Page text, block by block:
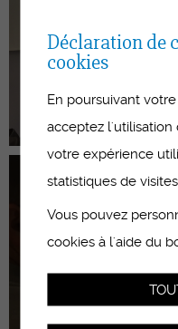
Déclaration de
cookies
En poursuivant
acceptez
votre expérience
statistiques de visites.
Vous pouvez
cookies à l'aide du